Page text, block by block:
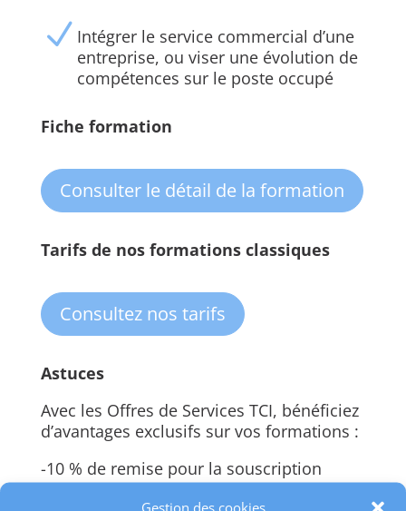
Gestion des cookies
N Intégrer le service commercial d’une
entreprise, ou viser une évolution de
compétences sur le poste occupé
Fiche formation
Consulter le détail de la formation
Tarifs de nos formations classiques
Consultez nos tarifs
Astuces
Avec les Offres de Services TCI, bénéficiez
d’avantages exclusifs sur vos formations :
-10 % de remise pour la souscription
simultanée d’au moins 2 formations